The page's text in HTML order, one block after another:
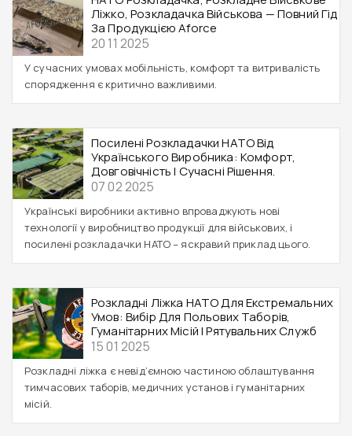
Ліжко, Розкладачка Військова — Повний Гід
За Продукцією Aforce
20 11 2025
У сучасних умовах мобільність, комфорт та витривалість
спорядження є критично важливими.
Посилені Розкладачки НАТО Від
Українського Виробника: Комфорт,
Довговічність І Сучасні Рішення.
07 02 2025
Українські виробники активно впроваджують нові
технології у виробництво продукції для військових, і
посилені розкладачки НАТО – яскравий приклад цього.
Розкладні Ліжка НАТО Для Екстремальних
Умов: Вибір Для Польових Таборів,
Гуманітарних Місій І Рятувальних Служб
15 01 2025
Розкладні ліжка є невід’ємною частиною облаштування
тимчасових таборів, медичних установ і гуманітарних
місій.